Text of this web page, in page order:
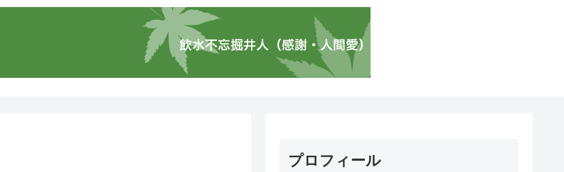
プロフィール